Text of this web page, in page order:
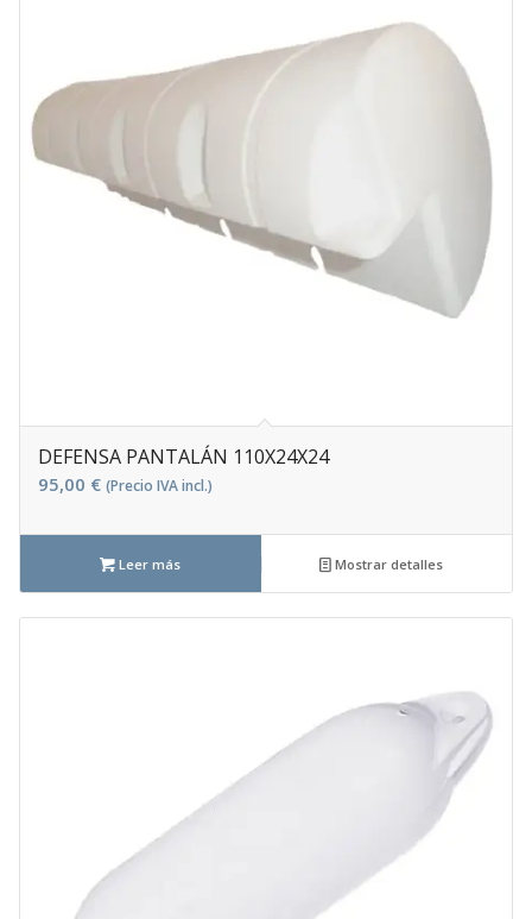
DEFENSA PANTALÁN 110X24X24
95,00 € (Precio IVA incl.)
Leer más Mostrar detalles